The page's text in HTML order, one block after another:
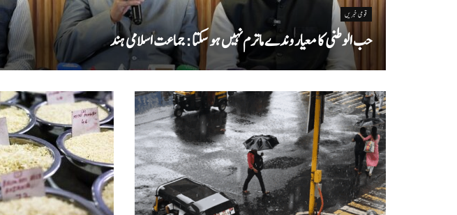
قومی خبریں
حب الوطنی کا معیار وندے ماترم نہیں ہو سکتا : جماعت اسلامی ہند